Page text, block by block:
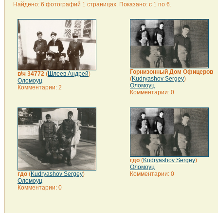
Найдено: 6 фотографий 1 страницах. Показано: с 1 по 6.
в\ч 34772 (Шлеев Андрей)
Оломоуц
Комментарии: 2
Горнизонный Дом Офицеров
(Kudryashov Sergey)
Оломоуц
Комментарии: 0
гдо (Kudryashov Sergey)
Оломоуц
Комментарии: 0
гдо (Kudryashov Sergey)
Оломоуц
Комментарии: 0